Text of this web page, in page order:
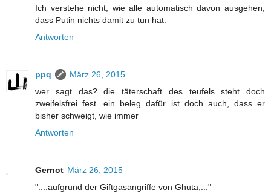
Ich verstehe nicht, wie alle automatisch davon ausgehen,
dass Putin nichts damit zu tun hat.
Antworten
ppq
März 26, 2015
wer sagt das? die täterschaft des teufels steht doch
zweifelsfrei fest. ein beleg dafür ist doch auch, dass er
bisher schweigt, wie immer
Antworten
Gernot März 26, 2015
"....aufgrund der Giftgasangriffe von Ghuta,..."